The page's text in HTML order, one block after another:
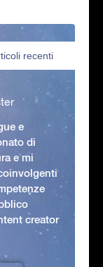
recenti
e
di
e mi
creator